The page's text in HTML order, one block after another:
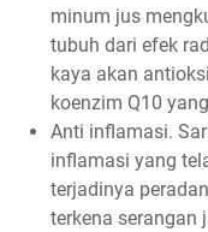
minum jus
tubuh dari efek
kaya akan
koenzim Q10
Anti inflamasi.
inflamasi yang
terjadinya
terkena serangan